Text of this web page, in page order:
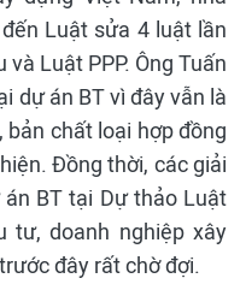
Luật sửa 4 luật lần
Luật PPP. Ông Tuấn
dự án BT vì đây vẫn là
chất loại hợp đồng
Đồng thời, các giải
BT tại Dự thảo Luật
tư, doanh nghiệp xây
đây rất chờ đợi.